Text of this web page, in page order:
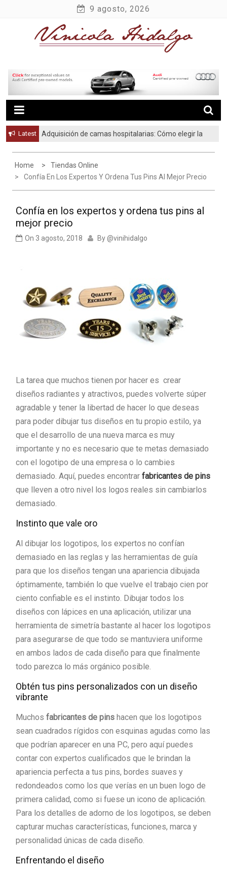
9 agosto, 2026
Latest
Adquisición de camas hospitalarias: Cómo elegir la
Los grandes errores al servir el vino (y cómo
Home
Tiendas Online
Confía En Los Expertos Y Ordena Tus Pins Al Mejor Precio
Confía en los expertos y ordena tus pins al
mejor precio
On 3 agosto, 2018 By@vinihidalgo
La tarea que muchos tienen por hacer es crear
diseños radiantes y atractivos, puedes volverte súper
agradable y tener la libertad de hacer lo que deseas
para poder dibujar tus diseños en tu propio estilo, ya
que el desarrollo de una nueva marca es muy
importante y no es necesario que te metas demasiado
con el logotipo de una empresa o lo cambies
demasiado. Aquí, puedes encontrar fabricantes de pins
que lleven a otro nivel los logos reales sin cambiarlos
demasiado.
Instinto que vale oro
Al dibujar los logotipos, los expertos no confían
demasiado en las reglas y las herramientas de guía
para que los diseños tengan una apariencia dibujada
óptimamente, también lo que vuelve el trabajo cien por
ciento confiable es el instinto. Dibujar todos los
diseños con lápices en una aplicación, utilizar una
herramienta de simetría bastante al hacer los logotipos
para asegurarse de que todo se mantuviera uniforme
en ambos lados de cada diseño para que finalmente
todo parezca lo más orgánico posible.
Obtén tus pins personalizados con un diseño
vibrante
Muchos fabricantes de pins hacen que los logotipos
sean cuadrados rígidos con esquinas agudas como las
que podrían aparecer en una PC, pero aquí puedes
contar con expertos cualificados que le brindan la
apariencia perfecta a tus pins, bordes suaves y
redondeados como los que verías en un buen logo de
primera calidad, como si fuese un icono de aplicación.
Para los detalles de adorno de los logotipos, se deben
capturar muchas características, funciones, marca y
personalidad únicas de cada diseño.
Enfrentando el diseño